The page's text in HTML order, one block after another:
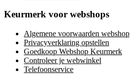
Keurmerk voor webshops
Algemene voorwaarden webshop
Privacyverklaring opstellen
Goedkoop Webshop Keurmerk
Controleer je webwinkel
Telefoonservice